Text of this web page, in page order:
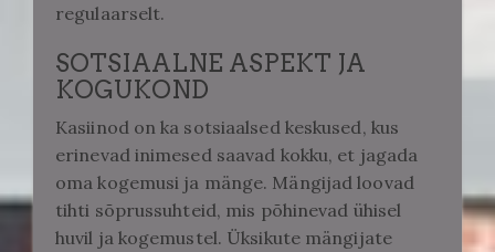
regulaarselt.
SOTSIAALNE ASPEKT JA
KOGUKOND
Kasiinod on ka sotsiaalsed keskused, kus
erinevad inimesed saavad kokku, et jagada
oma kogemusi ja mänge. Mängijad loovad
tihti sõprussuhteid, mis põhinevad ühisel
huvil ja kogemustel. Üksikute mängijate